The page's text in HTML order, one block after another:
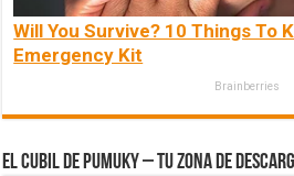
Will You Survive? 10 Things To
Emergency Kit
Brainberries
El Cubil de Pumuky – Tu zona de